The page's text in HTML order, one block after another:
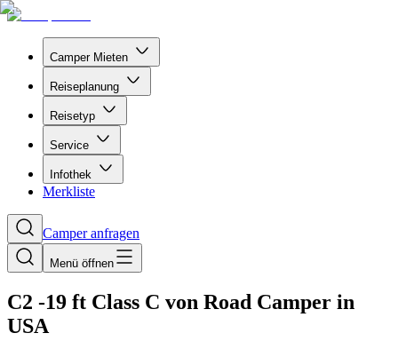
Camper Mieten
Reiseplanung
Reisetyp
Service
Infothek
Merkliste
Camper anfragen
Menü öffnen
C2 -19 ft Class C von Road Camper in
USA